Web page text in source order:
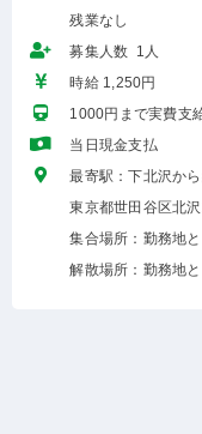
残業なし
募集人数 1人
時給 1,250円
1000円まで実費支
当日現金支払
最寄駅：下北沢か
東京都世田谷区北
集合場所：勤務地
解散場所：勤務地